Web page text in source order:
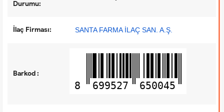
Durumu:
İlaç Firması: SANTA FARMA İLAÇ SAN. A.Ş.
Barkod :
8 699527 650045